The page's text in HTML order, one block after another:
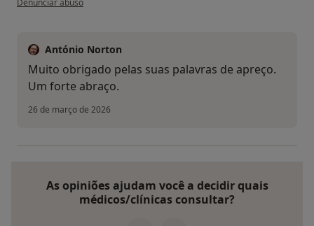
Denunciar abuso
António Norton
Muito obrigado pelas suas palavras de apreço.
Um forte abraço.
26 de março de 2026
As opiniões ajudam você a decidir quais
médicos/clínicas consultar?